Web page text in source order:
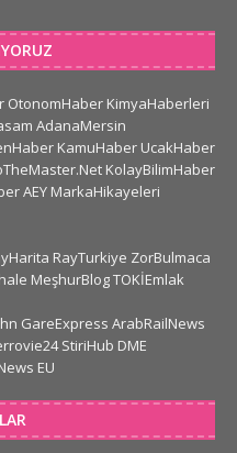
OtonomHaber KimyaHaberleri
AdanaMersin
KamuHaber UcakHaber
KolayBilimHaber
AEY MarkaHikayeleri
RayTurkiye ZorBulmaca
MeşhurBlogTOKİEmlak
GareExpress ArabRailNews
StiriHub DME
EU